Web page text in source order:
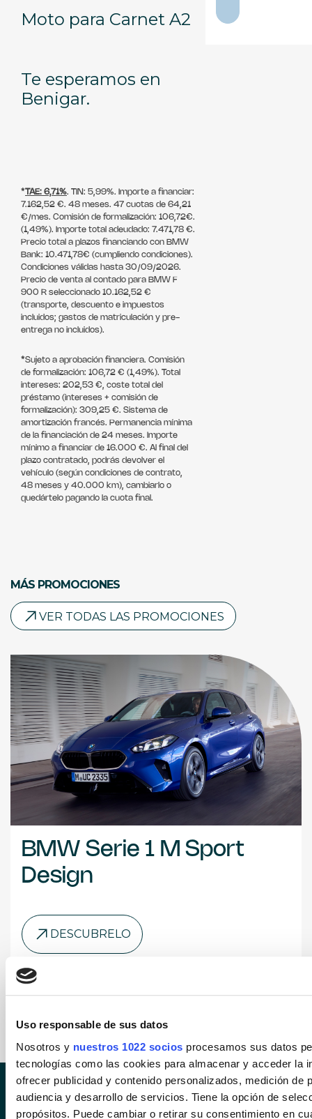
Uso responsable de sus datos
Nosotros y nuestros 1022 socios procesamos sus datos
tecnologías como las cookies para almacenar y acceder la
ofrecer publicidad y contenido personalizados, medición de
audiencia y desarrollo de servicios. Tiene la opción de
propósitos. Puede cambiar o retirar su consentimiento en
Moto para Carnet A2
Te esperamos en
Benigar.
*TAE: 6,71%. TIN: 5,99%. Importe a financiar:
7.162,52 €. 48 meses. 47 cuotas de 64,21
€/mes. Comisión de formalización: 106,72€.
(1,49%). Importe total adeudado: 7.471,78 €.
Precio total a plazos financiando con BMW
Bank: 10.471,78€ (cumpliendo condiciones).
Condiciones válidas hasta 30/09/2026.
Precio de venta al contado para BMW F
900 R seleccionado 10.162,52 €
(transporte, descuento e impuestos
incluidos; gastos de matriculación y pre-
entrega no incluidos).
*Sujeto a aprobación financiera. Comisión
de formalización: 106,72 € (1,49%). Total
intereses: 202,53 €, coste total del
préstamo (intereses + comisión de
formalización): 309,25 €. Sistema de
amortización francés. Permanencia mínima
de la financiación de 24 meses. Importe
mínimo a financiar de 16.000 €. Al final del
plazo contratado, podrás devolver el
vehículo (según condiciones de contrato,
48 meses y 40.000 km), cambiarlo o
quedártelo pagando la cuota final.
MÁS PROMOCIONES
VER TODAS LAS PROMOCIONES
BMW Serie 1 M Sport
Design
DESCUBRELO
SÍGUENOS EN